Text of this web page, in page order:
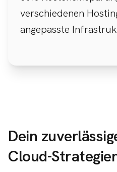
verschiedenen
angepasste
Dein
Cloud-